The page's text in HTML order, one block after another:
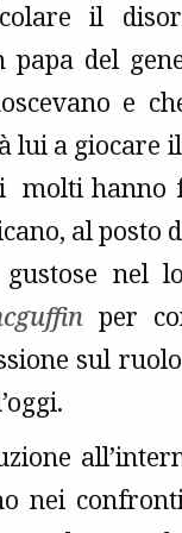
il
del
e
lui a giocare
molti hanno
al posto
nel
per
sul
nei